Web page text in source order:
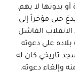
بدونها لا يهم،
حتى مؤخراً إلى
الفاشل
على دعوته
تاريخي كان له
وإلغاء دعوته.